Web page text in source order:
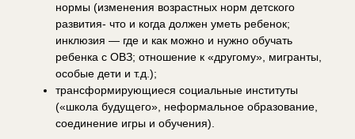
нормы (изменения возрастных норм детского
развития- что и когда должен уметь ребенок;
инклюзия — где и как можно и нужно обучать
ребенка с ОВЗ; отношение к «другому», мигранты,
особые дети и т.д.);
трансформирующиеся социальные институты
(«школа будущего», неформальное образование,
соединение игры и обучения).